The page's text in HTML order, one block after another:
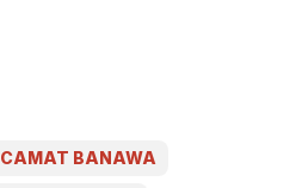
CAMAT BANAWA